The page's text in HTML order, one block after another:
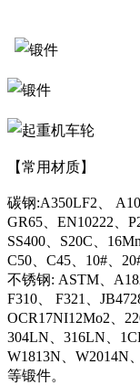
【常用材质】
碳钢:A350LF2、
GR65、EN10222、
SS400、S20C、
C50、C45、10#、
不锈钢: ASTM、
F310、 F321、
OCR17NI12Mo2、
304LN、316LN、
W1813N、W2014N
等锻件。